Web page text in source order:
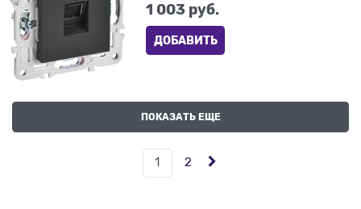
1 003 руб.
ДОБАВИТЬ
ПОКАЗАТЬ ЕЩЕ
1 2